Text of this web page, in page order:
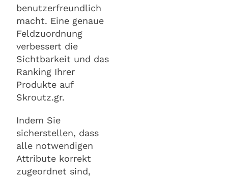
benutzerfreundlich
macht. Eine genaue
Feldzuordnung
verbessert die
Sichtbarkeit und das
Ranking Ihrer
Produkte auf
Skroutz.gr.
Indem Sie
sicherstellen, dass
alle notwendigen
Attribute korrekt
zugeordnet sind,